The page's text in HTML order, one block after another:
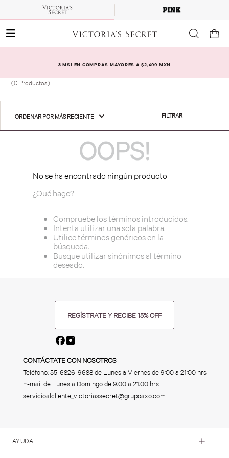
3 MSI EN COMPRAS MAYORES A $2,499 MXN
0 Productos
ORDENAR POR MÁS RECIENTE FILTRAR
OOPS!
No se ha encontrado ningún producto
¿Qué hago?
Compruebe los términos introducidos.
Intenta utilizar una sola palabra.
Utilice términos genéricos en la
búsqueda.
Busque utilizar sinónimos al término
deseado.
REGÍSTRATE Y RECIBE 15% OFF
CONTÁCTATE CON NOSOTROS
Teléfono:55-6826-9688de Lunes a Viernes de 9:00 a 21:00 hrs
E-mail de Lunes a Domingo de 9:00 a 21:00 hrs
servicioalcliente_victoriassecret@grupoaxo.com
AYUDA